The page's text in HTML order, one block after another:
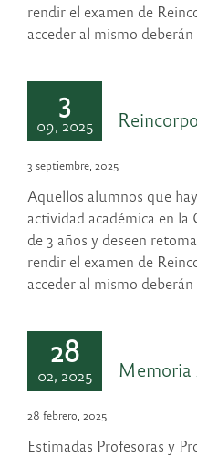
rendir el examen de
acceder al mismo deberán
3
09, 2025
3 septiembre, 2025
Aquellos alumnos que
actividad académica en
de 3 años y deseen
rendir el examen de
acceder al mismo
28
02, 2025 Memoria
28 febrero, 2025
Estimadas Profesoras y